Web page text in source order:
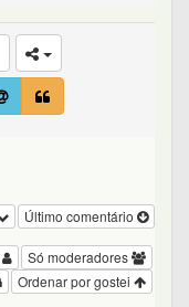
Último comentário
Só moderadores
Ordenar por gostei